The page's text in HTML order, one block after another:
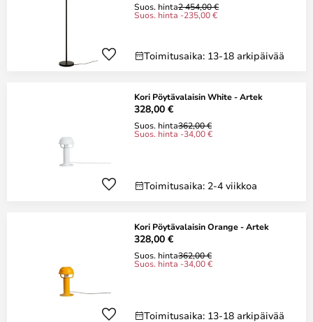
Suos. hinta2 454,00 €
Suos. hinta -235,00 €
Toimitusaika: 13-18 arkipäivää
Kori Pöytävalaisin White - Artek
328,00 €
Suos. hinta362,00 €
Suos. hinta -34,00 €
Toimitusaika: 2-4 viikkoa
Kori Pöytävalaisin Orange - Artek
328,00 €
Suos. hinta362,00 €
Suos. hinta -34,00 €
Toimitusaika: 13-18 arkipäivää